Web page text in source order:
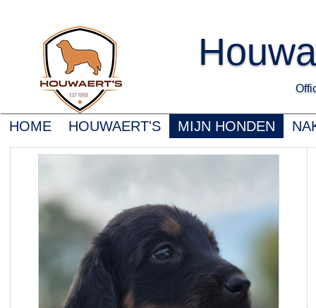
HOME HOUWAERT'S MIJN HONDEN